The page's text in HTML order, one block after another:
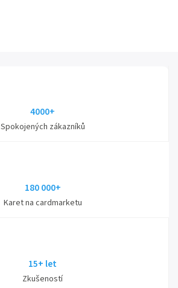
4000+
Spokojených zákazníků
180 000+
Karet na cardmarketu
15+ let
Zkušeností